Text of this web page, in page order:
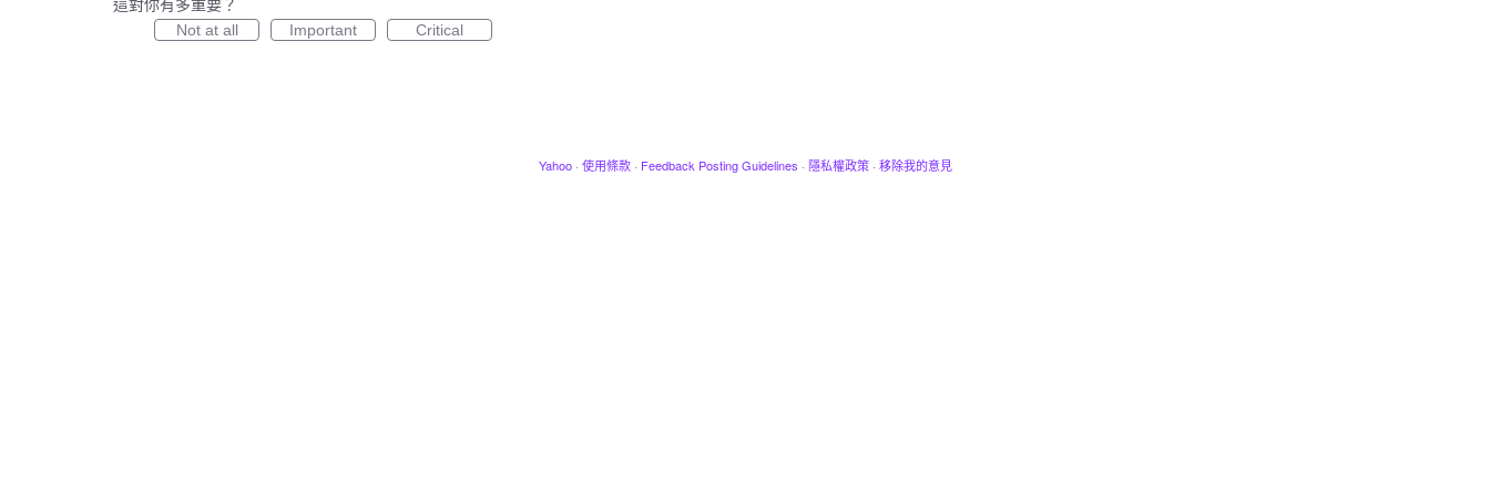
Not at all Important Critical
Yahoo · 使用條款 · Feedback Posting Guidelines · 隱私權政策 · 移除我的意見